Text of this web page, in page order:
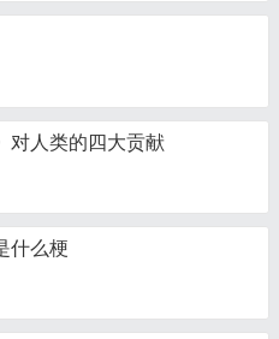
对人类的四大贡献
什么梗